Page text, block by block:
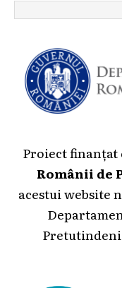
Proiect finanțat
Românii de
acestui website
Pretutindeni